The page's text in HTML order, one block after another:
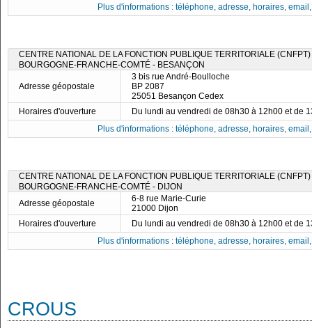
Plus d'informations : téléphone, adresse, horaires,
CENTRE NATIONAL DE LA FONCTION PUBLIQUE TERRITORIALE
BOURGOGNE-FRANCHE-COMTÉ - BESANÇON
Adresse géopostale
3 bis rue André-Boulloche
BP 2087
25051 Besançon Cedex
Horaires d'ouverture
Du lundi au vendredi de 08h30 à 12h00 et de
Plus d'informations : téléphone, adresse, horaires,
CENTRE NATIONAL DE LA FONCTION PUBLIQUE TERRITORIALE
BOURGOGNE-FRANCHE-COMTÉ - DIJON
Adresse géopostale
6-8 rue Marie-Curie
21000 Dijon
Horaires d'ouverture
Du lundi au vendredi de 08h30 à 12h00 et de
Plus d'informations : téléphone, adresse, horaires,
CROUS